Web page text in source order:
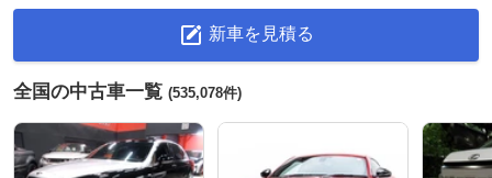
新車を見積る
全国の中古車一覧 (535,078件)